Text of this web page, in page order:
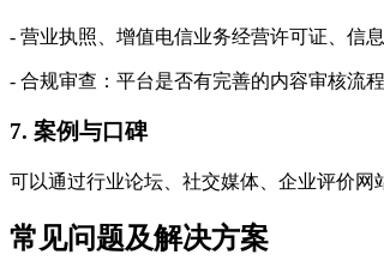
- 营业执照、增值电信业务经营许可证、信
- 合规审查：平台是否有完善的内容审核流
7. 案例与口碑
可以通过行业论坛、社交媒体、企业评价
常见问题及解决方案